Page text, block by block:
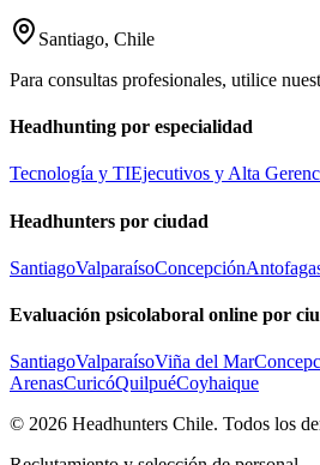
Santiago, Chile
Para consultas profesionales, utilice
Headhunting por especialidad
Tecnología y TIEjecutivos y Alta
Headhunters por ciudad
SantiagoValparaísoConcepción
Evaluación psicolaboral online por
SantiagoValparaísoViña del Mar
ArenasCuricóQuilpuéCoyhaique
© 2026 Headhunters Chile. Todos los